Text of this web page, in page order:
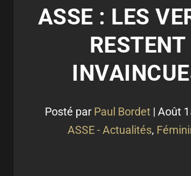
ASSE : LES
RESTENT
Posté par Paul Bordet | Août
ASSE - Actualités,